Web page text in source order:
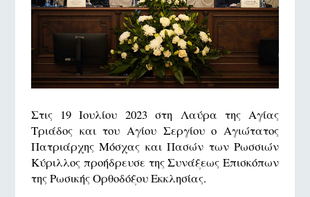
Στις 19 Ιουλίου 2023 στη Λαύρα της Αγίας
Τριάδος και του Αγίου Σεργίου ο Αγιώτατος
Πατριάρχης Μόσχας και Πασών των Ρωσσιών
Κύριλλος προήδρευσε της Συνάξεως Επισκόπων
της Ρωσικής Ορθοδόξου Εκκλησίας.